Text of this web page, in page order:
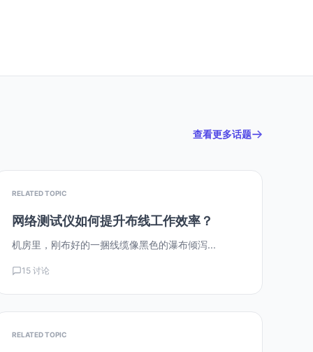
查看更多话题
RELATED TOPIC
网络测试仪如何提升布线工作效率？
机房里，刚布好的一捆线缆像黑色的瀑布倾泻...
15 讨论
RELATED TOPIC